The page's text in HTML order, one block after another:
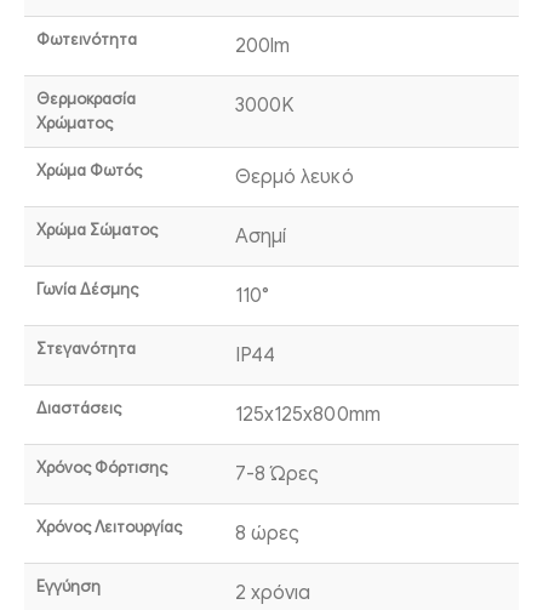
Φωτεινότητα 200lm
Θερμοκρασία
Χρώματος
3000K
Χρώμα Φωτός Θερμό λευκό
Χρώμα Σώματος Ασημί
Γωνία Δέσμης 110°
Στεγανότητα IP44
Διαστάσεις 125x125x800mm
Χρόνος Φόρτισης 7-8 Ώρες
Χρόνος Λειτουργίας 8 ώρες
Εγγύηση 2 χρόνια